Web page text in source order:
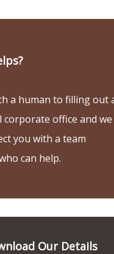
a human to filling out
corporate office and we
you with a team
can help.
Our Details